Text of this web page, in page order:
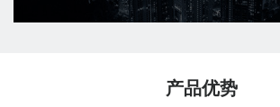
产品优势